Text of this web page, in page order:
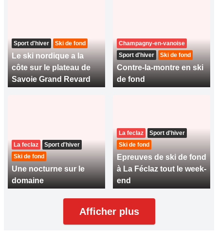
Sport d'hiver Ski de fond
Le ski nordique a la
côte sur le plateau de
Savoie Grand Revard
Champagny-en-vanoise
Sport d'hiver
Ski de fond
Contre-la-montre en ski
de fond
La feclaz
Sport d'hiver
Ski de fond
Une nocturne sur le
domaine
La feclaz
Sport d'hiver
Ski de fond
Epreuves de ski de fond
à La Féclaz tout le week-
end
Afficher plus